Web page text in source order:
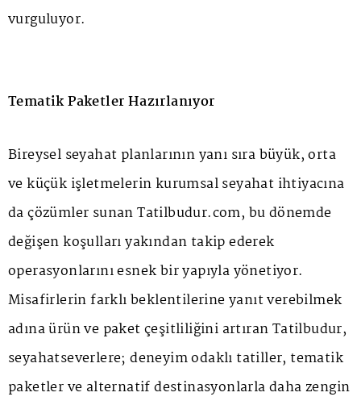
vurguluyor.
Tematik Paketler Hazırlanıyor
Bireysel seyahat planlarının yanı sıra büyük, orta
ve küçük işletmelerin kurumsal seyahat ihtiyacına
da çözümler sunan Tatilbudur.com, bu dönemde
değişen koşulları yakından takip ederek
operasyonlarını esnek bir yapıyla yönetiyor.
Misafirlerin farklı beklentilerine yanıt verebilmek
adına ürün ve paket çeşitliliğini artıran Tatilbudur,
seyahatseverlere; deneyim odaklı tatiller, tematik
paketler ve alternatif destinasyonlarla daha zengin